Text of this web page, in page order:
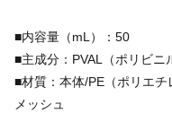
■内容量（mL）：50
■主成分：PVAL（ポリビニ
■材質：本体/PE（ポリエ
メッシュ